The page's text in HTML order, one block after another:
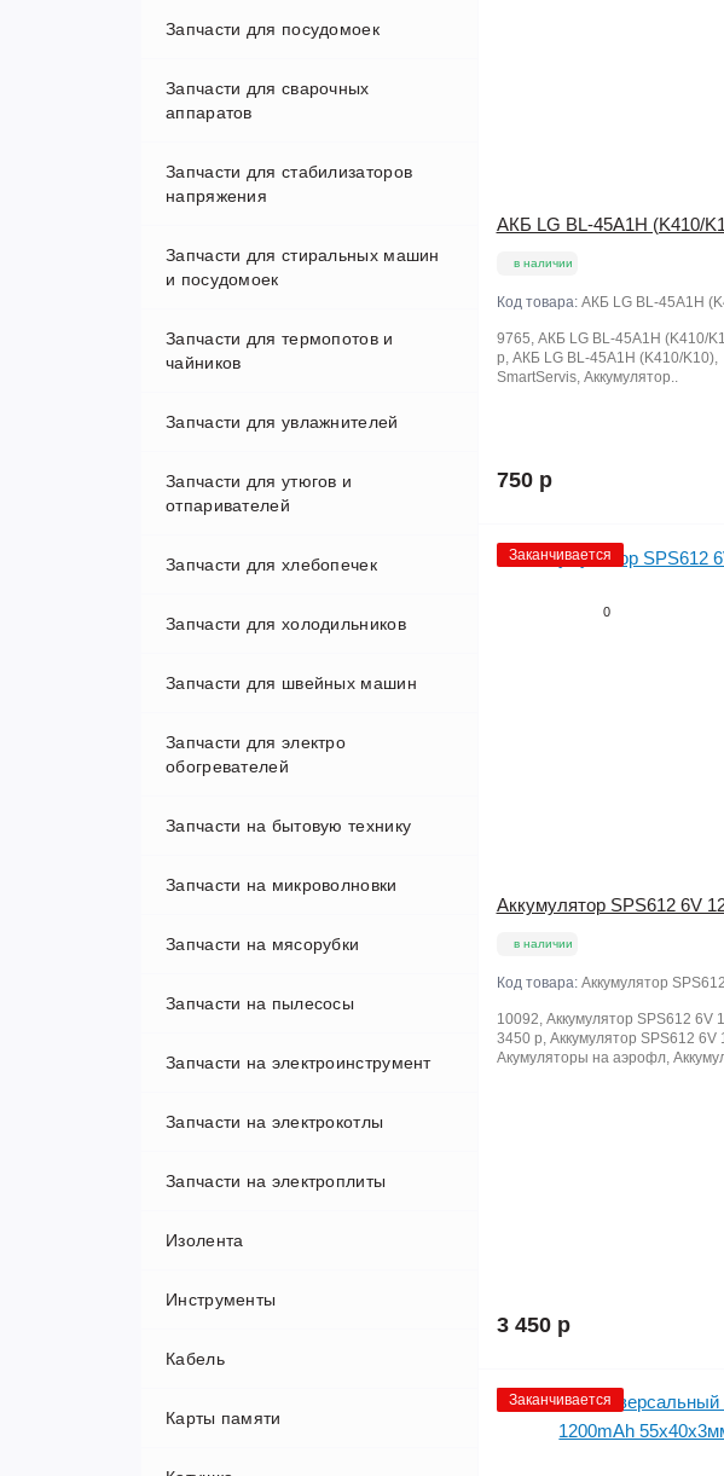
HDD-SSD
Матрицы
Разъемы питания
Шнур питания ноутбука
Запчасти для посудомоек
Запчасти для сварочных
аппаратов
Запчасти для стабилизаторов
напряжения
Запчасти для стиральных машин
и посудомоек
Запчасти для термопотов и
чайников
Запчасти для увлажнителей
Запчасти для утюгов и
отпаривателей
Запчасти для хлебопечек
Запчасти для холодильников
Запчасти для швейных машин
Запчасти для электро
обогревателей
Запчасти на бытовую технику
Запчасти на микроволновки
Запчасти на мясорубки
Запчасти на пылесосы
Запчасти на роботы пылесосы
Запчасти на электроинструмент
Запчасти на электрокотлы
Запчасти на электроплиты
Изолента
Инструменты
Кабель
Карты памяти
АКБ LG BL-45A1H (K410/
в наличии
Код товара: АКБ LG BL-45A1H
9765, АКБ LG BL-45A1H (K410/
р, АКБ LG BL-45A1H (K410/K10),
SmartServis, Аккумулятор..
750 р
Заканчивается
0
Аккумулятор SPS612 6V
в наличии
Код товара: Аккумулятор
10092, Аккумулятор SPS612 6V
3450 р, Аккумулятор SPS612 6V
Акумуляторы на аэрофл,
3 450 р
Заканчивается